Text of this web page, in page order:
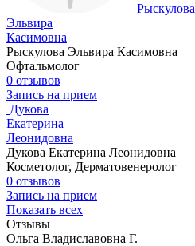
Рыскулова
Эльвира
Касимовна
Рыскулова Эльвира Касимовна
Офтальмолог
0 отзывов
Запись на прием
Дукова
Екатерина
Леонидовна
Дукова Екатерина Леонидовна
Косметолог, Дерматовенеролог
0 отзывов
Запись на прием
Показать всех
Отзывы
Ольга Владиславовна Г.